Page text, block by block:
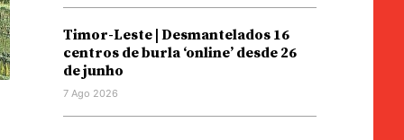
Timor-Leste | Desmantelados 16
centros de burla ‘online’ desde 26
de junho
7 Ago 2026